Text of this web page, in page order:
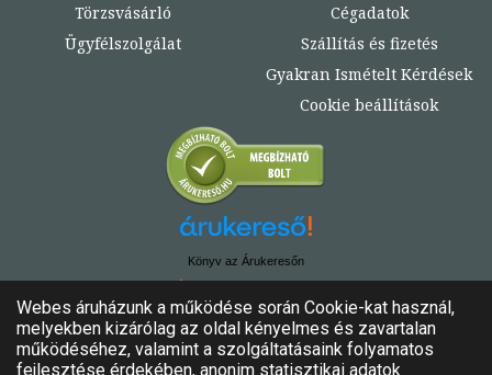
Törzsvásárló
Ügyfélszolgálat
Cégadatok
Szállítás és fizetés
Gyakran Ismételt Kérdések
Cookie beállítások
Könyv az Árukeresőn